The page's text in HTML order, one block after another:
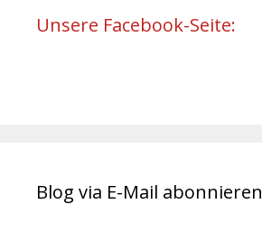
Unsere Facebook-Seite:
Blog via E-Mail abonnieren